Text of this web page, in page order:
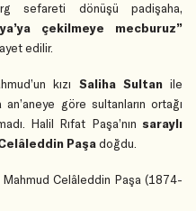
sefareti dönüşü padişaha,
çekilmeye mecburuz”
edilir.
kızı Saliha Sultanile
göre sultanların ortağı
Halil Rıfat Paşa’nın saraylı
Paşadoğdu.
Mahmud Celâleddin Paşa (1874-